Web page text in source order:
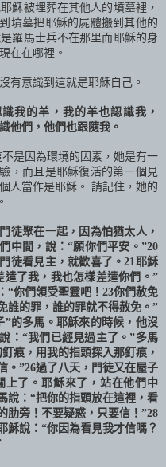
穌被埋葬在其他人的墳墓裡，
墳墓把耶穌的屍體搬到其他的
羅馬士兵不在那里而耶穌的身
在在哪裡。
有意識到這就是耶穌自己。
我的羊，我的羊也認識我，
他們，他們也跟隨我。
是因為環境的因素，她是有一
，而且是耶穌復活的第一個見
人當作是耶穌。 請記住，她的
徒聚在一起，因為怕猶太人，
中間，說：“願你們平安。”20
徒看見主，就歡喜了。21耶穌
了我，我也怎樣差遣你們。”
“你們領受聖靈吧！ 23你們赦免
誰的罪，誰的罪就不得赦免。”
的多馬。耶穌來的時候，他沒
：“我們已經見過主了。”多馬
痕，用我的指頭探入那釘痕，
。”26過了八天，門徒又在屋子
上了。耶穌來了，站在他們中
說：“把你的指頭放在這裡，看
肋旁！不要疑惑，只要信！”28
穌說：“你因為看見我才信嗎？